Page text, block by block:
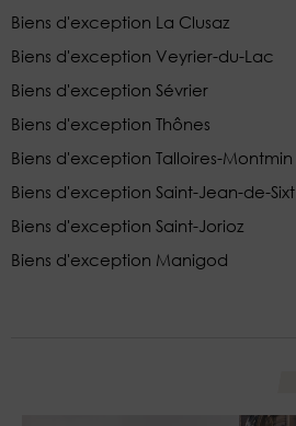
Biens d'exception La Clusaz
Biens d'exception Veyrier-du-Lac
Biens d'exception Sévrier
Biens d'exception Thônes
Biens d'exception Talloires-Montmin
Biens d'exception Saint-Jean-de-Sixt
Biens d'exception Saint-Jorioz
Biens d'exception Manigod